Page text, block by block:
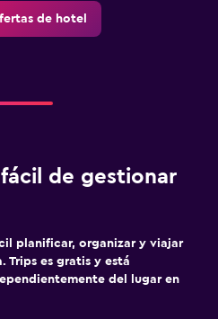
de hotel
de gestionar
planificar, organizar y viajar
Trips es gratis y está
del lugar en